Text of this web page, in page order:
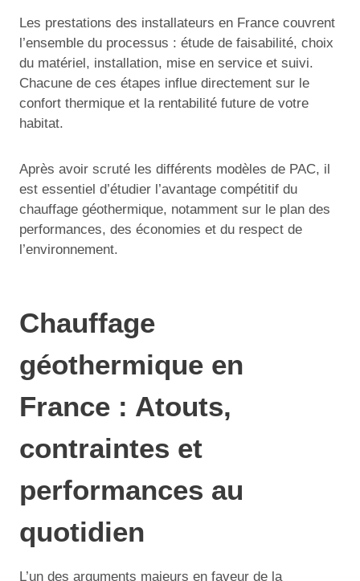
Les prestations des installateurs en France couvrent
l’ensemble du processus : étude de faisabilité, choix
du matériel, installation, mise en service et suivi.
Chacune de ces étapes influe directement sur le
confort thermique et la rentabilité future de votre
habitat.
Après avoir scruté les différents modèles de PAC, il
est essentiel d’étudier l’avantage compétitif du
chauffage géothermique, notamment sur le plan des
performances, des économies et du respect de
l’environnement.
Chauffage
géothermique en
France : Atouts,
contraintes et
performances au
quotidien
L’un des arguments majeurs en faveur de la